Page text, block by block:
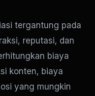
tergantung pada
reputasi, dan
biaya
konten, biaya
yang mungkin